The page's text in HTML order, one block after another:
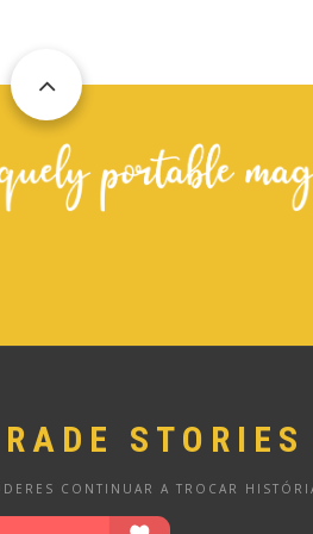
STORIES
CONTINUAR A TROCAR